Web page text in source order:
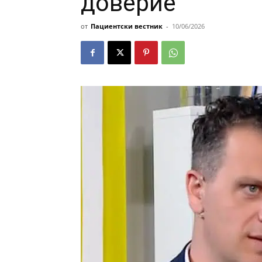
от Пациентски вестник - 10/06/2026